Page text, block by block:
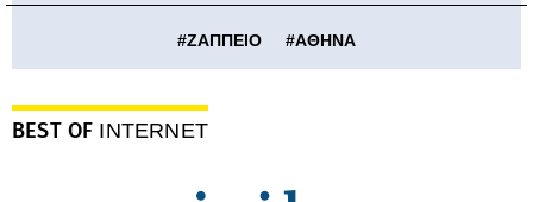
#ΖΑΠΠΕΙΟ #ΑΘΗΝΑ
BEST OF INTERNET